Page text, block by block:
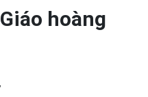
hoàng